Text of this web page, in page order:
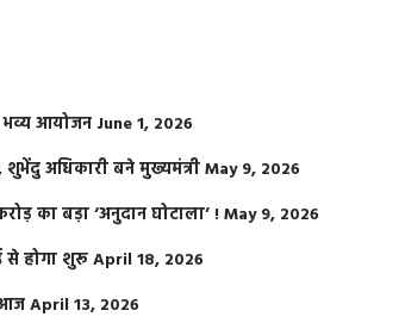
भव्य आयोजन June 1, 2026
अधिकारी बने मुख्यमंत्रीMay 9, 2026
का बड़ा ‘अनुदान घोटाला’ !May 9, 2026
से होगा शुरूApril 18, 2026
April 13, 2026